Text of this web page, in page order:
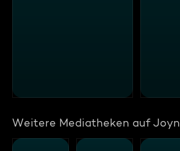
Weitere Mediatheken auf Joyn